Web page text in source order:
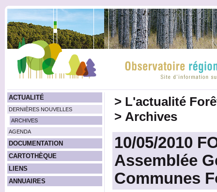
ACTUALITÉ
DERNIÈRES NOUVELLES
ARCHIVES
AGENDA
DOCUMENTATION
CARTOTHÈQUE
LIENS
ANNUAIRES
> L'actualité
> Archives
10/05/2010
Assemblée
Communes